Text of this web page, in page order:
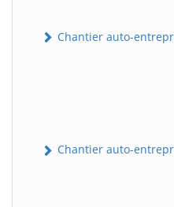
Chantier auto-
Chantier auto-